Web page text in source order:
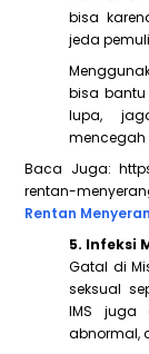
bisa
jeda
bisa
lupa,
mencegah
Baca Juga:
rentan-
Rentan
5. Infeksi
Gatal di
seksual
IMS juga
abnormal,